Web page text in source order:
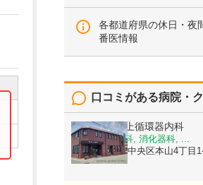
各都道府県の休日・夜
番医情報
口コミがある病院・
医療法人村上循環器内科
内科, 呼吸器科, 消化器科, ...
熊本県熊本市中央区本山4丁目